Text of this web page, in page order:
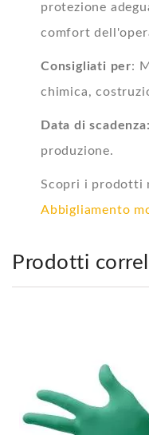
protezione
comfort
Consigliati per:
chimica,
Data di scadenza:
produzione.
Scopri i prodotti
Abbigliamento
Prodotti